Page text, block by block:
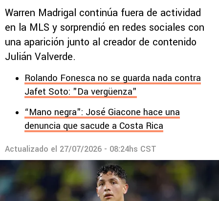
Warren Madrigal continúa fuera de actividad
en la MLS y sorprendió en redes sociales con
una aparición junto al creador de contenido
Julián Valverde.
Rolando Fonesca no se guarda nada contra
Jafet Soto: "Da vergüenza"
“Mano negra": José Giacone hace una
denuncia que sacude a Costa Rica
Actualizado el 27/07/2026 - 08:24hs CST